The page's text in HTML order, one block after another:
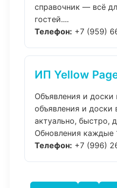
справочник — всё
гостей....
Телефон: +7 (959)
ИП Yellow
Объявления и доски
объявления и доски
актуально, быстро,
Обновления каждые
Телефон: +7 (996)